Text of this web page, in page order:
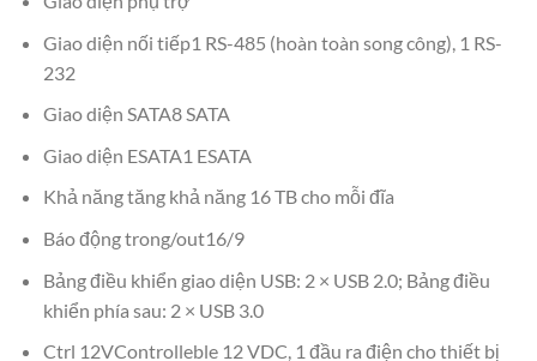
Giao diện nối tiếp1 RS-485 (hoàn toàn song công), 1 RS-
232
Giao diện SATA8 SATA
Giao diện ESATA1 ESATA
Khả năng tăng khả năng 16 TB cho mỗi đĩa
Báo động trong/out16/9
Bảng điều khiển giao diện USB: 2 × USB 2.0; Bảng điều
khiển phía sau: 2 × USB 3.0
Ctrl 12VControlleble 12 VDC, 1 đầu ra điện cho thiết bị